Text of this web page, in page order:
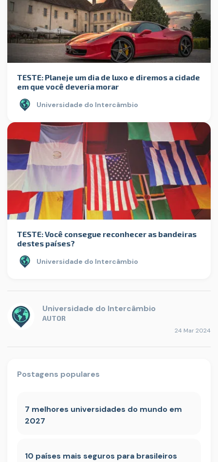
TESTE: Planeje um dia de luxo e diremos a cidade
em que você deveria morar
Universidade do Intercâmbio
TESTE: Você consegue reconhecer as bandeiras
destes países?
Universidade do Intercâmbio
Universidade do Intercâmbio
AUTOR
24 Mar 2024
Postagens populares
7 melhores universidades do mundo em
2027
10 países mais seguros para brasileiros